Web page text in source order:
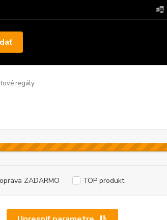
regály
ZADARMO TOP produkt